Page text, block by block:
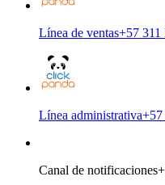
Línea de ventas+57 311
Línea administrativa+57
Canal de notificaciones